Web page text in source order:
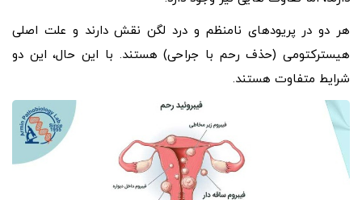
هر دو در پریودهای نامنظم و درد لگن نقش دارند و علت اصلی
هیسترکتومی (حذف رحم با جراحی) هستند. با این حال، این دو
شرایط متفاوت هستند.